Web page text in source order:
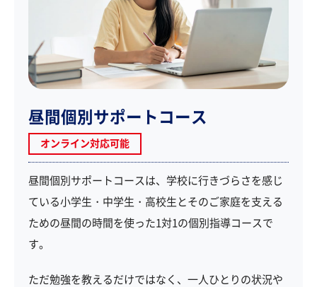
昼間個別サポートコース
オンライン対応可能
昼間個別サポートコースは、学校に行きづらさを感じ
ている小学生・中学生・高校生とそのご家庭を支える
ための昼間の時間を使った1対1の個別指導コースで
す。
ただ勉強を教えるだけではなく、一人ひとりの状況や